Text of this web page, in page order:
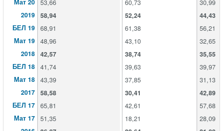
Мат 20
2019
БЕЛ 19
Мат 19
2018
БЕЛ 18
Мат 18
2017
БЕЛ 17
Мат 17
53,66
58,94
68,91
48,96
42,57
41,74
43,39
58,58
65,81
51,35
60,73
52,24
61,38
43,10
38,74
39,63
37,85
30,41
42,61
18,21
30,99
44,43
56,21
32,65
35,55
39,97
31,13
42,89
57,68
28,09